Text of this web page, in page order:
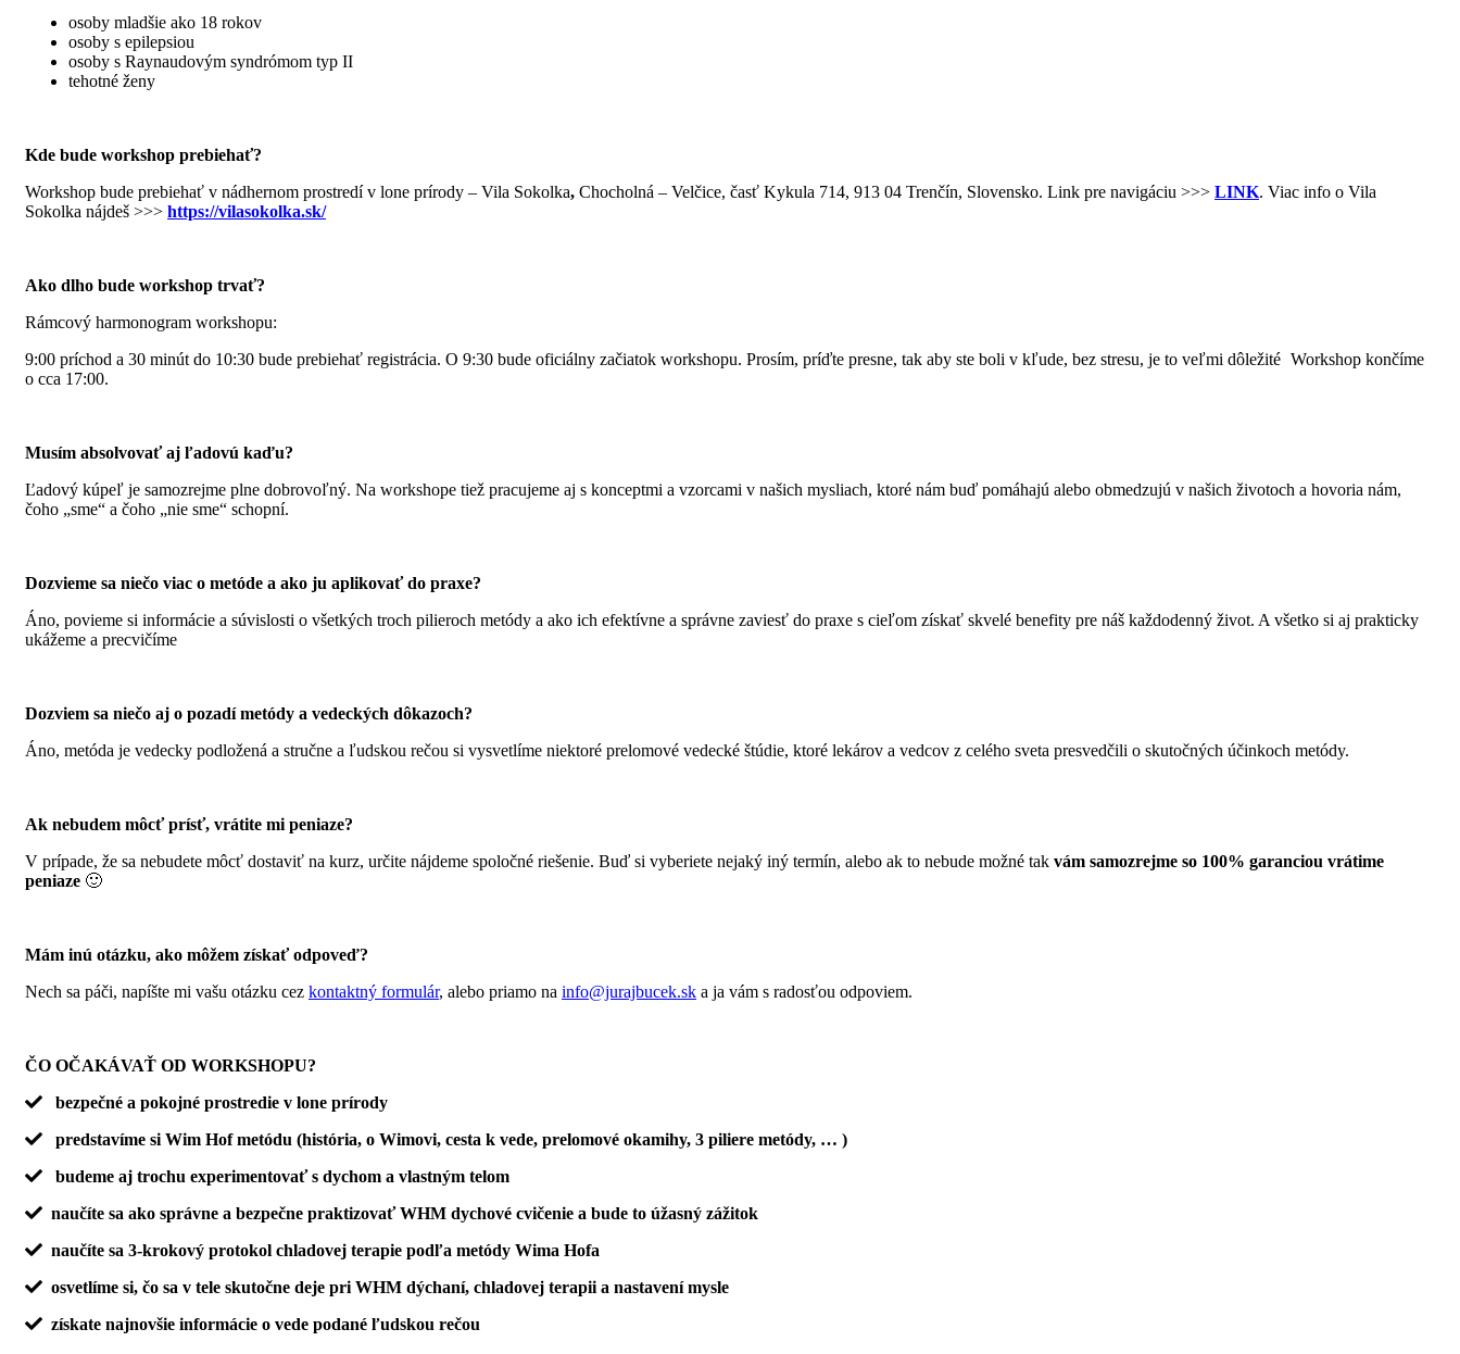
osoby mladšie ako 18 rokov
osoby s epilepsiou
osoby s Raynaudovým syndrómom typ II
tehotné ženy
Kde bude workshop prebiehať?
Workshop bude prebiehať v nádhernom prostredí v lone prírody – Vila Sokolka, Chocholná – Velčice, časť Kykula 714, 913 04 Trenčín, Slovensko. Link pre navigáciu >>> LINK. Viac info o Vila
Sokolka nájdeš >>> https://vilasokolka.sk/
Ako dlho bude workshop trvať?
Rámcový harmonogram workshopu:
9:00 príchod a 30 minút do 10:30 bude prebiehať registrácia. O 9:30 bude oficiálny začiatok workshopu. Prosím, príďte presne, tak aby ste boli v kľude, bez stresu, je to veľmi dôležité Workshop končíme
o cca 17:00.
Musím absolvovať aj ľadovú kaďu?
Ľadový kúpeľ je samozrejme plne dobrovoľný. Na workshope tiež pracujeme aj s konceptmi a vzorcami v našich mysliach, ktoré nám buď pomáhajú alebo obmedzujú v našich životoch a hovoria nám,
čoho „sme“ a čoho „nie sme“ schopní.
Dozvieme sa niečo viac o metóde a ako ju aplikovať do praxe?
Áno, povieme si informácie a súvislosti o všetkých troch pilieroch metódy a ako ich efektívne a správne zaviesť do praxe s cieľom získať skvelé benefity pre náš každodenný život. A všetko si aj prakticky
ukážeme a precvičíme
Dozviem sa niečo aj o pozadí metódy a vedeckých dôkazoch?
Áno, metóda je vedecky podložená a stručne a ľudskou rečou si vysvetlíme niektoré prelomové vedecké štúdie, ktoré lekárov a vedcov z celého sveta presvedčili o skutočných účinkoch metódy.
Ak nebudem môcť prísť, vrátite mi peniaze?
V prípade, že sa nebudete môcť dostaviť na kurz, určite nájdeme spoločné riešenie. Buď si vyberiete nejaký iný termín, alebo ak to nebude možné tak vám samozrejme so 100% garanciou vrátime
peniaze 🙂
Mám inú otázku, ako môžem získať odpoveď?
Nech sa páči, napíšte mi vašu otázku cez kontaktný formulár, alebo priamo na info@jurajbucek.sk a ja vám s radosťou odpoviem.
ČO OČAKÁVAŤ OD WORKSHOPU?
bezpečné a pokojné prostredie v lone prírody
predstavíme si Wim Hof metódu (história, o Wimovi, cesta k vede, prelomové okamihy, 3 piliere metódy, … )
budeme aj trochu experimentovať s dychom a vlastným telom
naučíte sa ako správne a bezpečne praktizovať WHM dychové cvičenie a bude to úžasný zážitok
naučíte sa 3-krokový protokol chladovej terapie podľa metódy Wima Hofa
osvetlíme si, čo sa v tele skutočne deje pri WHM dýchaní, chladovej terapii a nastavení mysle
získate najnovšie informácie o vede podané ľudskou rečou